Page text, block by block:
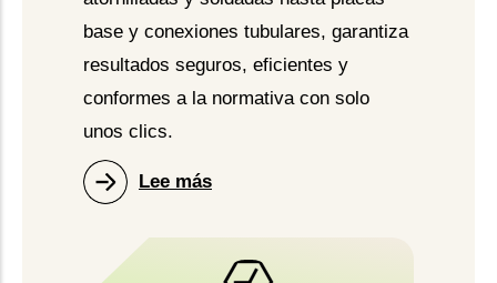
base y conexiones tubulares, garantiza
resultados seguros, eficientes y
conformes a la normativa con solo
unos clics.
Lee más